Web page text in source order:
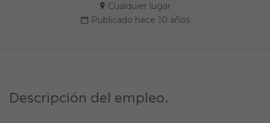
Cualquier lugar
Publicado hace 10 años
Descripción del empleo.